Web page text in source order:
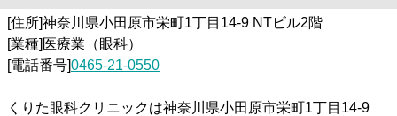
[住所]神奈川県小田原市栄町1丁目14-9 NTビル2階
[業種]医療業（眼科）
[電話番号]0465-21-0550
くりた眼科クリニックは神奈川県小田原市栄町1丁目14-9